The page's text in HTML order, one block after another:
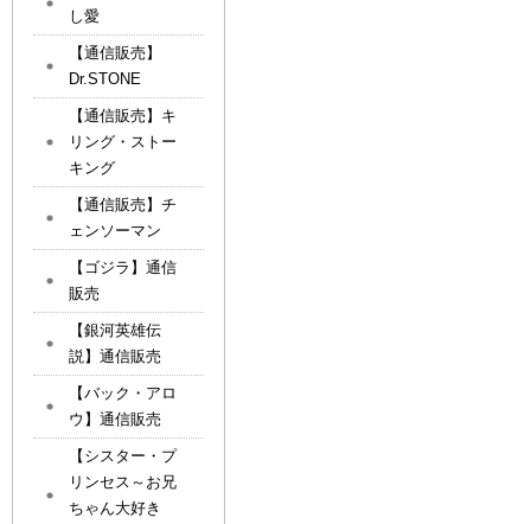
し愛
【通信販売】
Dr.STONE
【通信販売】キ
リング・ストー
キング
【通信販売】チ
ェンソーマン
【ゴジラ】通信
販売
【銀河英雄伝
説】通信販売
【バック・アロ
ウ】通信販売
【シスター・プ
リンセス～お兄
ちゃん大好き